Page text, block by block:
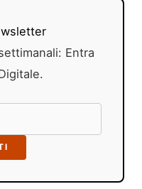
Entra